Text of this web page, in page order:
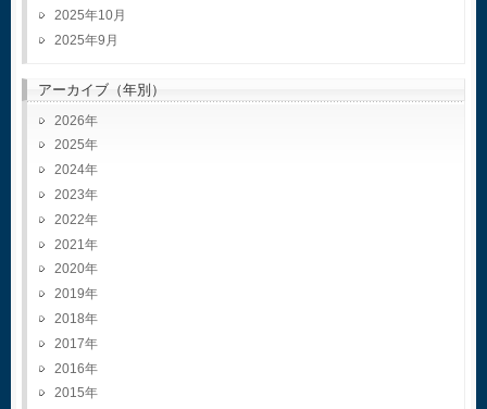
2025年10月
2025年9月
アーカイブ（年別）
2026
2025
2024
2023
2022
2021
2020
2019
2018
2017
2016
2015